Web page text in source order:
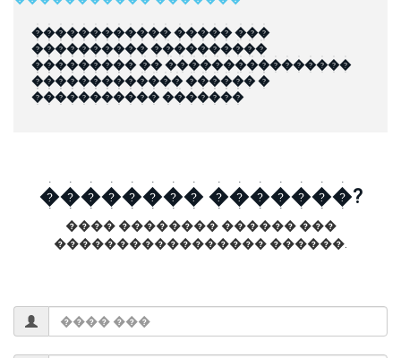
������������ ����� ���
���������� ����������
��������� �� ����������������
������������� ������ �
����������� �������
�������� �������?
���� �������� ������ ���
����������������� ������.